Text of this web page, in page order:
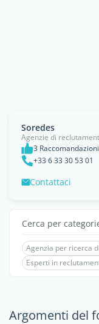
Soredes
Agenzie di
3 Raccomandazioni
+33 6 33 30 53 01
Contattaci
Cerca per
Agenzia per ricerca
Esperti in
Argomenti del